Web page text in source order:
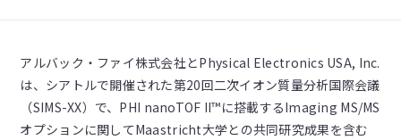
アルバック・ファイ株式会社とPhysical Electronics USA, Inc.
は、シアトルで開催された第20回二次イオン質量分析国際会議
（SIMS-XX）で、PHI nanoTOF II™に搭載するImaging MS/MS
オプションに関してMaastricht大学との共同研究成果を含む